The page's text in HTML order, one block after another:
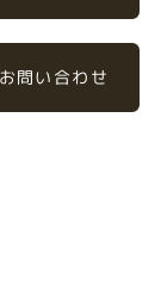
問い合わせ